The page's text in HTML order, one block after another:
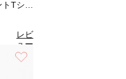
レビ
ュー
を見
る